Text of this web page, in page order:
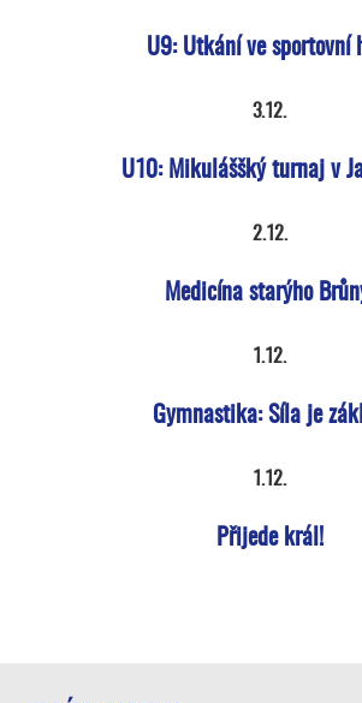
U9: Utkání ve sportovní
3.12.
U10: Mikuláššký turnaj v
2.12.
Medicína starýho
1.12.
Gymnastika: Síla je
1.12.
Přijede král!